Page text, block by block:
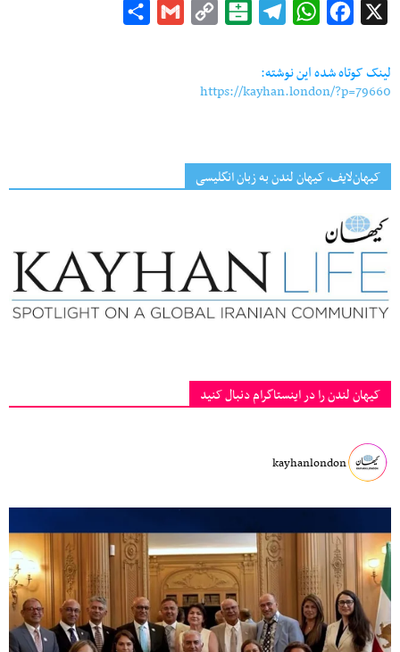
Facebook
WhatsApp
Telegram
Balatarin
Copy
Gmail
لینک کوتاه شده این نوشته:
https://kayhan.london/?p=79660
کیهان‌لایف، کیهان لندن به زبان انگلیسی
کیهان لندن را در اینستاگرام دنبال کنید
kayhanlondon